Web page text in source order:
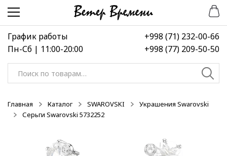
Перейти
навигации
Перейти
содержимому
График работы
Пн-Сб | 11:00-20:00
+998 (71) 232-00-66
+998 (77) 209-50-50
Искать:
Главная Каталог SWAROVSKI
Украшения Swarovski
Серьги Swarovski 5732252